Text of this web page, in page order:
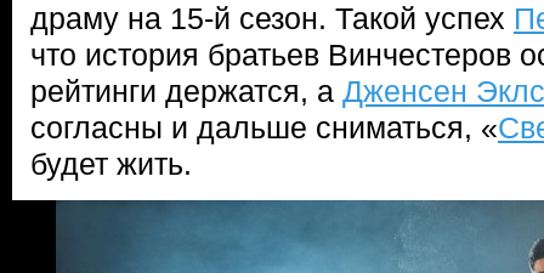
драму на 15-й сезон. Такой успех
что история братьев Винчестеров
рейтинги держатся, а Дженсен Эклс
согласны и дальше сниматься, «
будет жить.